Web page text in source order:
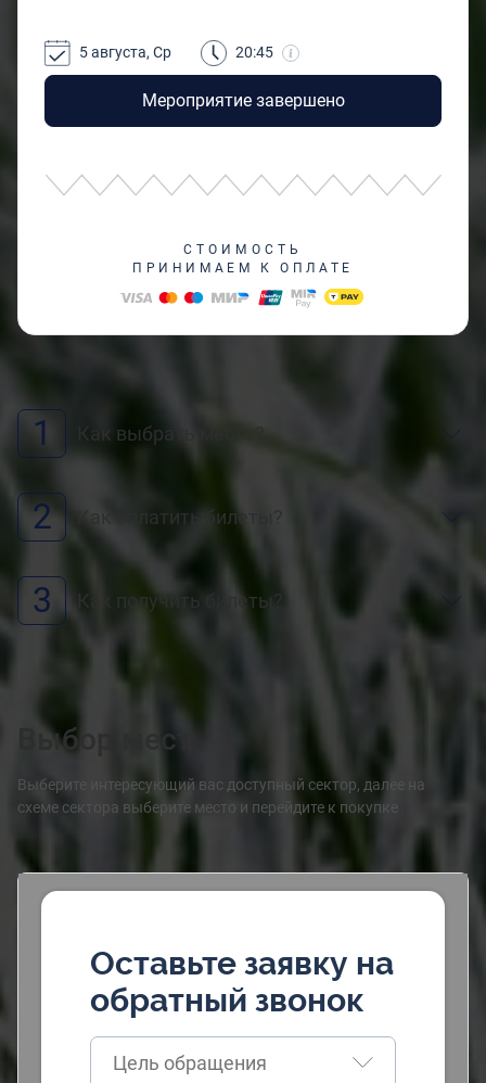
Мероприятие завершено
5 августа, Ср 20:45
СТОИМОСТЬ
ПРИНИМАЕМ К ОПЛАТЕ
1 Как выбрать места?
2 Как оплатить билеты?
3 Как получить билеты?
Выбор мест
Выберите интересующий вас доступный сектор, далее на
схеме сектора выберите место и перейдите к покупке
Оставьте заявку на
обратный звонок
Цель обращения